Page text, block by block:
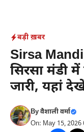
content
बड़ी ख़बर
Sirsa
सिरसा मंडी
जारी, यहां
Byवैशाली वर्मा
On: May 15, 2026